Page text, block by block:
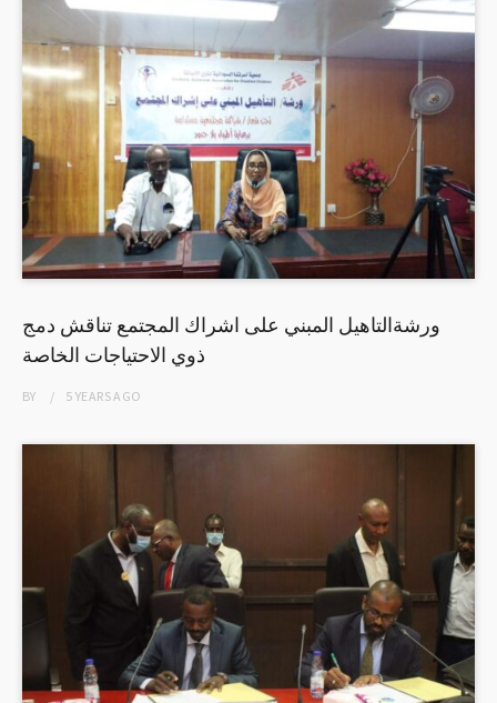
ورشةالتاهيل المبني على اشراك المجتمع تناقش دمج
ذوي الاحتياجات الخاصة
BY 5 YEARSAGO